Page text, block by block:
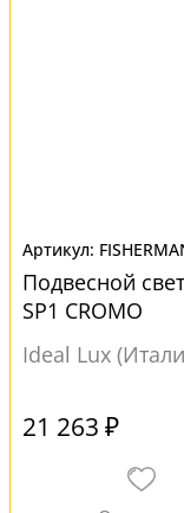
Подвесной
SP1 CROMO
Ideal Lux
21 263 ₽